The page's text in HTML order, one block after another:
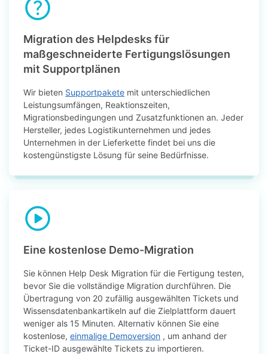
Migration des Helpdesks für
maßgeschneiderte Fertigungslösungen
mit Supportplänen
Wir bieten Supportpakete mit unterschiedlichen
Leistungsumfängen, Reaktionszeiten,
Migrationsbedingungen und Zusatzfunktionen an. Jeder
Hersteller, jedes Logistikunternehmen und jedes
Unternehmen in der Lieferkette findet bei uns die
kostengünstigste Lösung für seine Bedürfnisse.
Eine kostenlose Demo-Migration
Sie können Help Desk Migration für die Fertigung testen,
bevor Sie die vollständige Migration durchführen. Die
Übertragung von 20 zufällig ausgewählten Tickets und
Wissensdatenbankartikeln auf die Zielplattform dauert
weniger als 15 Minuten. Alternativ können Sie eine
kostenlose,einmalige Demoversion , um anhand der
Ticket-ID ausgewählte Tickets zu importieren.